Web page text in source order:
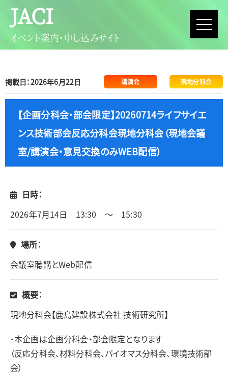
JACI
イベント案内・申し込みサイト
掲載日：2026年6月22日 講演会 現地分科会
【企画分科会・部会限定】20260714ライフサイエ
ンス技術部会反応分科会現地分科会（現地会議
室/講演会・意見交換のみWEB配信）
日時：
2026年7月14日 13:30 ～ 15:30
場所：
会議室聴講とWeb配信
概要：
現地分科会【鹿島建設株式会社 技術研究所】
・本企画は企画分科会・部会限定となります
（反応分科会、材料分科会、バイオマス分科会、環境技術部
会）